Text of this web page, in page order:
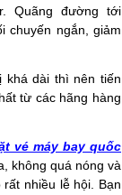
Quãng đường tới
chuyến ngắn, giảm
khá dài thì nên tiến
từ các hãng hàng
vé máy bay quốc
không quá nóng và
nhiều lễ hội. Bạn